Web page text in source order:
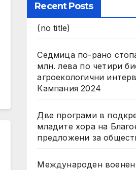
Recent Posts
(no title)
Седмица по-рано
млн. лева по четири
агроекологични
Кампания 2024
Две програми в
младите хора на
предложени за
Международен